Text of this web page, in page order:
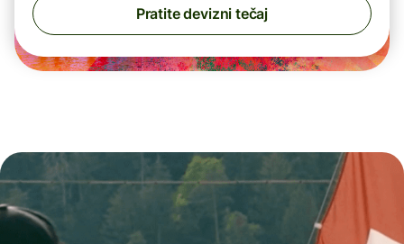
Pratite devizni tečaj